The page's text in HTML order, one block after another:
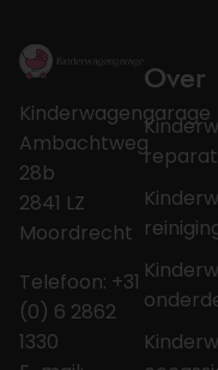
Kinderwagengarage
Ambachtweg
28b
2841 LZ
Moordrecht
Telefoon: +31
(0) 6 2862
1330
Over